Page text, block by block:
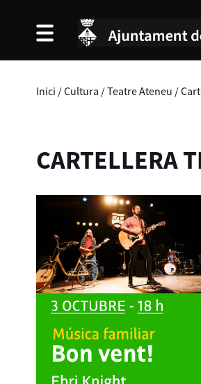
Inici /Cultura /Teatre Ateneu /
CARTELLERA